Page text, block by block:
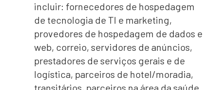
incluir: fornecedores de hospedagem
de tecnologia de TI e marketing,
provedores de hospedagem de dados e
web, correio, servidores de anúncios,
prestadores de serviços gerais e de
logística, parceiros de hotel/moradia,